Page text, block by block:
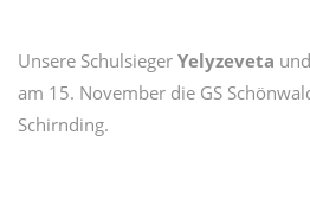
Unsere Schulsieger Yelyzeveta und
am 15. November die GS
Schirnding.